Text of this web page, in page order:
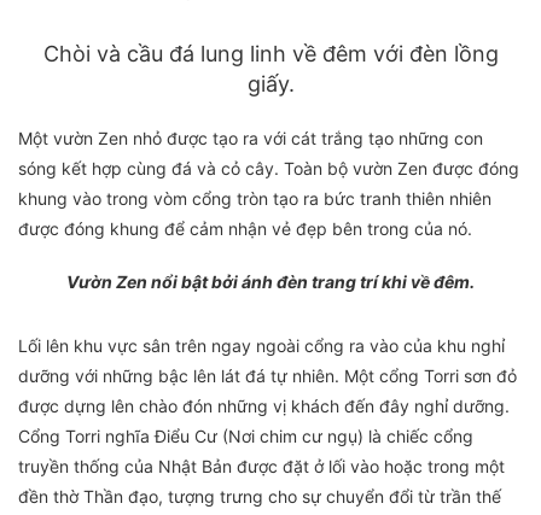
Chòi và cầu đá lung linh về đêm với đèn lồng
giấy.
Một vườn Zen nhỏ được tạo ra với cát trắng tạo những con
sóng kết hợp cùng đá và cỏ cây. Toàn bộ vườn Zen được đóng
khung vào trong vòm cổng tròn tạo ra bức tranh thiên nhiên
được đóng khung để cảm nhận vẻ đẹp bên trong của nó.
Vườn Zen nổi bật bởi ánh đèn trang trí khi về đêm.
Lối lên khu vực sân trên ngay ngoài cổng ra vào của khu nghỉ
dưỡng với những bậc lên lát đá tự nhiên. Một cổng Torri sơn đỏ
được dựng lên chào đón những vị khách đến đây nghỉ dưỡng.
Cổng Torri nghĩa Điểu Cư (Nơi chim cư ngụ) là chiếc cổng
truyền thống của Nhật Bản được đặt ở lối vào hoặc trong một
đền thờ Thần đạo, tượng trưng cho sự chuyển đổi từ trần thế